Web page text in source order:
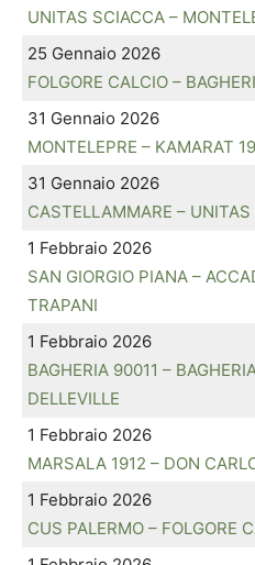
UNITAS SCIACCA –
25 Gennaio 2026
FOLGORE CALCIO –
31 Gennaio 2026
MONTELEPRE – KAMARAT
31 Gennaio 2026
CASTELLAMMARE –
1 Febbraio 2026
SAN GIORGIO PIANA –
TRAPANI
1 Febbraio 2026
BAGHERIA 90011 –
DELLEVILLE
1 Febbraio 2026
MARSALA 1912 – DON
1 Febbraio 2026
CUS PALERMO – FOLGORE